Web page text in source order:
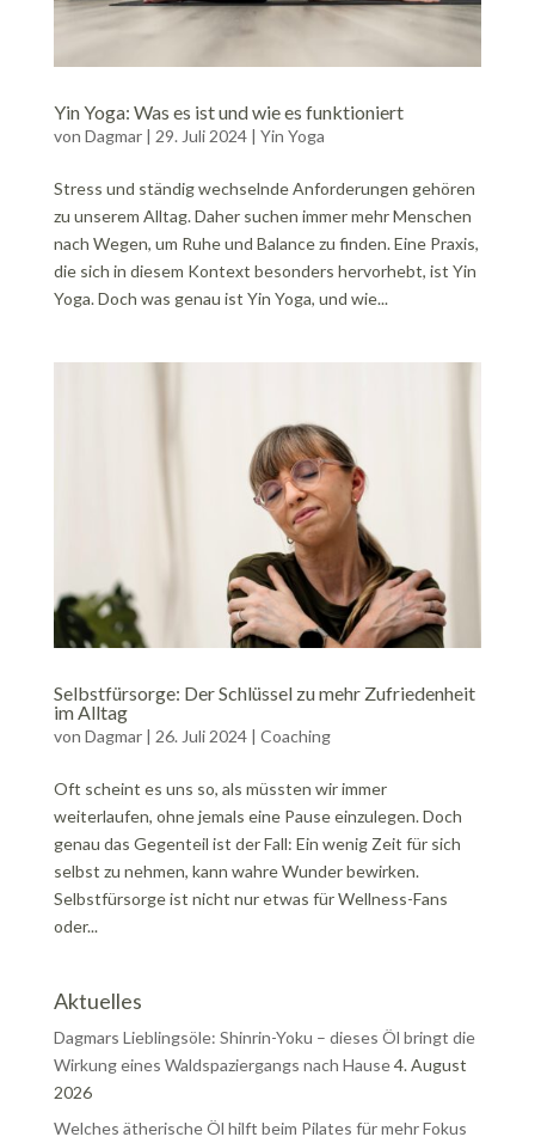
Yin Yoga: Was es ist und wie es funktioniert
von Dagmar| 29. Juli 2024| Yin Yoga
Stress und ständig wechselnde Anforderungen gehören
zu unserem Alltag. Daher suchen immer mehr Menschen
nach Wegen, um Ruhe und Balance zu finden. Eine Praxis,
die sich in diesem Kontext besonders hervorhebt, ist Yin
Yoga. Doch was genau ist Yin Yoga, und wie...
Selbstfürsorge: Der Schlüssel zu mehr Zufriedenheit
im Alltag
von Dagmar| 26. Juli 2024| Coaching
Oft scheint es uns so, als müssten wir immer
weiterlaufen, ohne jemals eine Pause einzulegen. Doch
genau das Gegenteil ist der Fall: Ein wenig Zeit für sich
selbst zu nehmen, kann wahre Wunder bewirken.
Selbstfürsorge ist nicht nur etwas für Wellness-Fans
oder...
Aktuelles
Dagmars Lieblingsöle: Shinrin-Yoku – dieses Öl bringt die
Wirkung eines Waldspaziergangs nach Hause4. August
2026
Welches ätherische Öl hilft beim Pilates für mehr Fokus